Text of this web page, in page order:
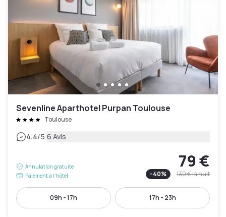
Sevenline Aparthotel Purpan Toulouse
Toulouse
4.4/5|6 Avis
Annulation gratuite
Paiement à l'hôtel
79 €
-40% 130 €la nuit
09h - 17h 17h - 23h